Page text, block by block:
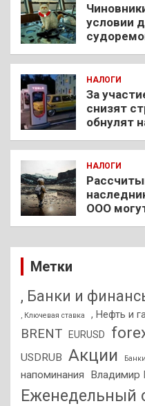
условии
НАЛОГИ
За
снизят
обнулят
НАЛОГИ
ООО
Метки
, Банки и
, Ключевая ставка , Нефть и
BRENT EURUSD
USDRUB Акции Банки
напоминания
Владимир
Еженедельный